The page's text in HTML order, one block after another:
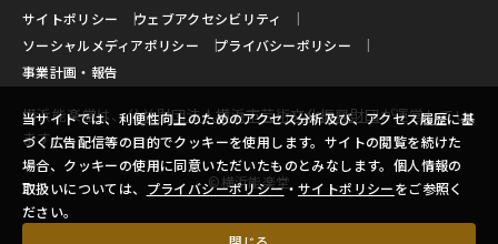
当サイトでは、利便性向上のためのアクセス分析及び、アクセス履歴に基
づく広告配信等の目的でクッキーを使用します。サイトの閲覧を続けた
場合、クッキーの使用に同意いただいたものとみなします。個人情報の
取扱いについては、 プライバシーポリシー・サイトポリシーをご参照く
ださい。
サイトポリシー
ウェブアクセシビリティ
ソーシャルメディアポリシー
プライバシーポリシー
事業計画・報告
横浜能楽堂は、公益財団法人横浜市芸術文化振興財団が運営してい
ます。
©横浜能楽堂